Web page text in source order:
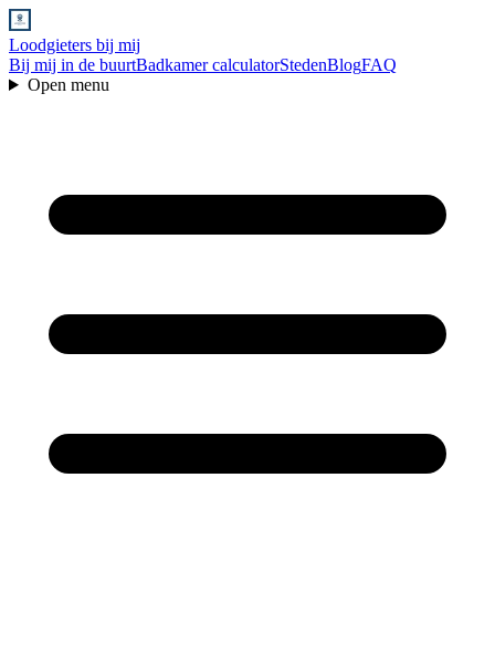
Loodgieters bij mij
Bij mij in de buurtBadkamer calculatorStedenBlogFAQ
Open menu